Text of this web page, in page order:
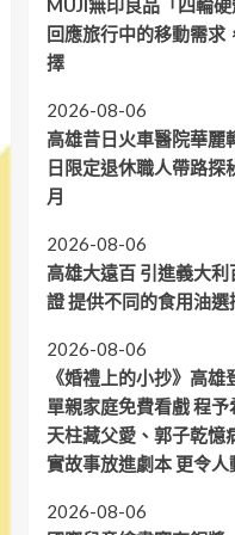
MUJI無印良品「四輪
回應旅行中的移動需求
擇
2026-08-06
高雄昔日火車醫院華麗
日限定退休職人帶路探
月
2026-08-06
高雄大遠百 引進義大
證 提供不同的食用油選
2026-08-06
《婚禮上的小抄》高
單親家庭免費看戲 程
天柱藏父愛、郭子乾憶
實故事放進劇本 更令人
2026-08-06